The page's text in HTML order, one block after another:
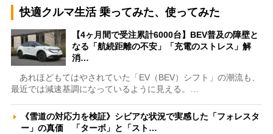
快適クルマ生活 乗ってみた、使ってみた
【4ヶ月間で受注累計6000台】BEV普及の障壁と
なる「航続距離の不安」「充電のストレス」解
消…
あれほどもてはやされていた「EV（BEV）シフト」の潮流も、
最近では減速基調になっているように見える。…
《雪道の対応力を検証》シビアな状況で実感した「フォレスタ
ー」の真価 「ターボ」と「スト…